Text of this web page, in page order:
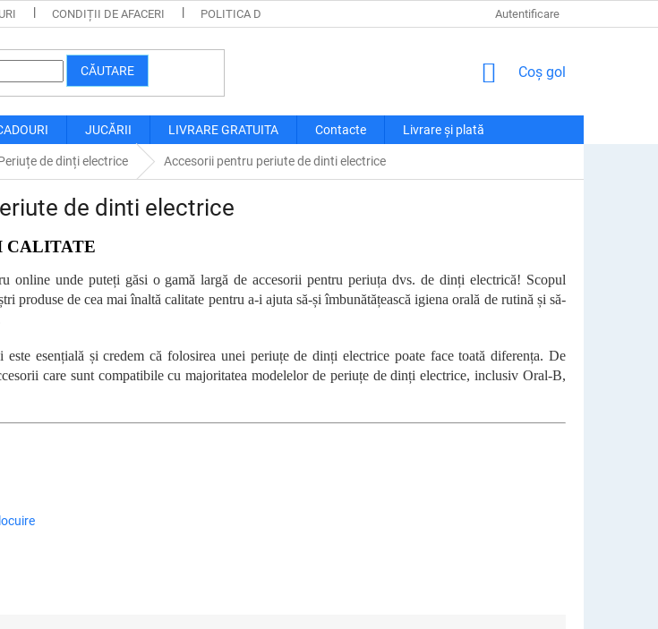
CONDIȚII DE AFACERI POLITICA DE CONFIDENȚIALITATE LIVRARE ȘI PLATĂ RECLAMAȚII ȘI
Autentificare
CĂUTARE
COŞ
CUMPĂRĂTURI
Coş gol
JUCĂRII LIVRARE GRATUITA Contacte Livrare și plată
de dinți electrice Accesorii pentru periute de dinti electrice
de dinti electrice
CALITATE
online unde puteți găsi o gamă largă de accesorii pentru periuța dvs. de dinți electrică! Scopul
produse de cea mai înaltă calitate pentru a-i ajuta să-și îmbunătățească igiena orală de rutină și să-
esențială și credem că folosirea unei periuțe de dinți electrice poate face toată diferența. De
care sunt compatibile cu majoritatea modelelor de periuțe de dinți electrice, inclusiv Oral-B,